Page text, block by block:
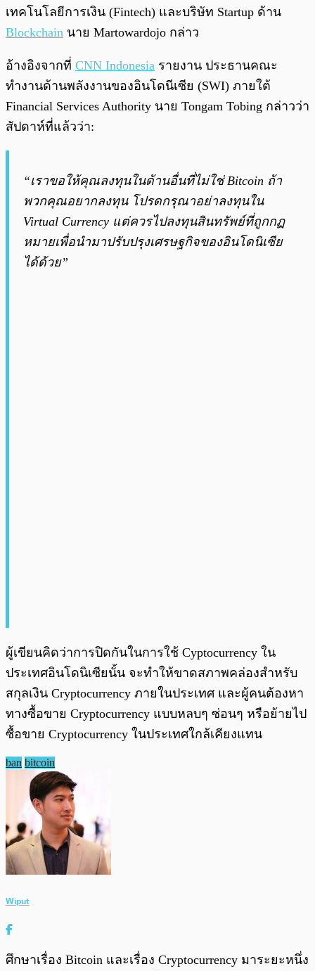
เทคโนโลยีการเงิน (Fintech) และบริษัท Startup ด้าน
Blockchain นาย Martowardojo กล่าว
อ้างอิงจากที่ CNN Indonesia รายงาน ประธานคณะ
ทำงานด้านพลังงานของอินโดนีเซีย (SWI) ภายใต้
Financial Services Authority นาย Tongam Tobing กล่าวว่า
สัปดาห์ที่แล้วว่า:
“เราขอให้คุณลงทุนในด้านอื่นที่ไม่ใช่ Bitcoin ถ้า
พวกคุณอยากลงทุน โปรดกรุณาอย่าลงทุนใน
Virtual Currency แต่ควรไปลงทุนสินทรัพย์ที่ถูกกฏ
หมายเพื่อนำมาปรับปรุงเศรษฐกิจของอินโดนิเซีย
ได้ด้วย”
ผู้เขียนคิดว่าการปิดกันในการใช้ Cyptocurrency ใน
ประเทศอินโดนิเซียนั้น จะทำให้ขาดสภาพคล่องสำหรับ
สกุลเงิน Cryptocurrency ภายในประเทศ และผู้คนต้องหา
ทางซื้อขาย Cryptocurrency แบบหลบๆ ซ่อนๆ หรือย้ายไป
ซื้อขาย Cryptocurrency ในประเทศใกล้เคียงแทน
ban bitcoin
Wiput
ศึกษาเรื่อง Bitcoin และเรื่อง Cryptocurrency มาระยะหนึ่ง